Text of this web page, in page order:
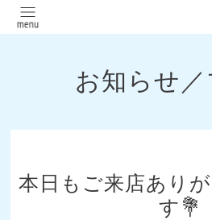
お知らせ
本日もご来店あり
す💐